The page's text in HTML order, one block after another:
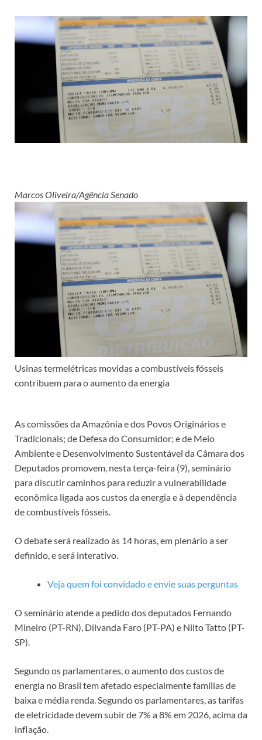
Marcos Oliveira/Agência Senado
Usinas termelétricas movidas a combustíveis fósseis
contribuem para o aumento da energia
As comissões da Amazônia e dos Povos Originários e
Tradicionais; de Defesa do Consumidor; e de Meio
Ambiente e Desenvolvimento Sustentável da Câmara dos
Deputados promovem, nesta terça-feira (9), seminário
para discutir caminhos para reduzir a vulnerabilidade
econômica ligada aos custos da energia e à dependência
de combustíveis fósseis.
O debate será realizado às 14 horas, em plenário a ser
definido, e será interativo.
Veja quem foi convidado e envie suas perguntas
O seminário atende a pedido dos deputados Fernando
Mineiro (PT-RN), Dilvanda Faro (PT-PA) e Nilto Tatto (PT-
SP).
Segundo os parlamentares, o aumento dos custos de
energia no Brasil tem afetado especialmente famílias de
baixa e média renda. Segundo os parlamentares, as tarifas
de eletricidade devem subir de 7% a 8% em 2026, acima da
inflação.